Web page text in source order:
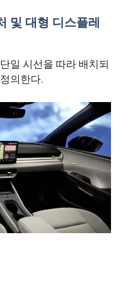
및 대형 디스플레
일 시선을 따라 배치되
의한다.